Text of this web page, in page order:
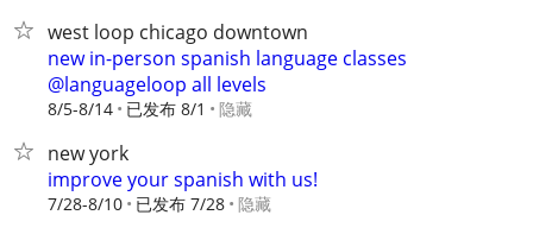
west loop chicago downtown
new in-person spanish language classes
@languageloop all levels
8/5-8/14 已发布 8/1 隐藏
new york
improve your spanish with us!
7/28-8/10 已发布 7/28 隐藏